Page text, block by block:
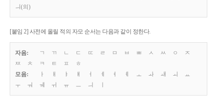
ㅢ(의)
[붙임 2] 사전에 올릴 적의 자모 순서는 다음과 같이 정한다.
자음: ㄱ ㄲ ㄴ ㄷ ㄸ ㄹ ㅁ ㅂ ㅃ ㅅ ㅆ ㅇ
ㅈ
ㅉ
ㅊ ㅋ ㅌ ㅍ
ㅎ
모음:
ㅏ ㅐ ㅑ ㅒ ㅓ ㅔ ㅕ ㅖ ㅗ ㅘ ㅙ ㅚ
ㅛ
ㅜ
ㅝ ㅞ ㅟ ㅠ ㅡ ㅢ